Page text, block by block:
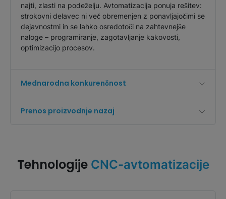
najti, zlasti na podeželju. Avtomatizacija ponuja rešitev:
strokovni delavec ni več obremenjen z ponavljajočimi se
dejavnostmi in se lahko osredotoči na zahtevnejše
naloge – programiranje, zagotavljanje kakovosti,
optimizacijo procesov.
Mednarodna konkurenčnost
Prenos proizvodnje nazaj
Tehnologije CNC-avtomatizacije